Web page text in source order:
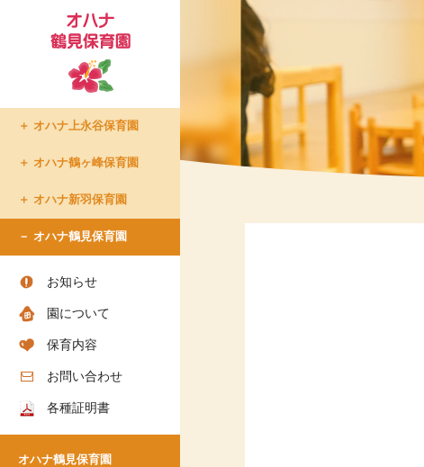
オハナ上永谷保育園
オハナ鶴ヶ峰保育園
オハナ新羽保育園
オハナ鶴見保育園
お知らせ
園について
保育内容
お問い合わせ
各種証明書
オハナ鶴見保育園
たまプラーザ倶楽部
活
- 入所について
- ショートステイについて
- アクセス
- お問い合わせ
ちろりん村 横須賀